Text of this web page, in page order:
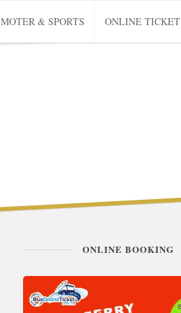
MOTER & SPORTS ONLINE TICKET
ONLINE BOOKING